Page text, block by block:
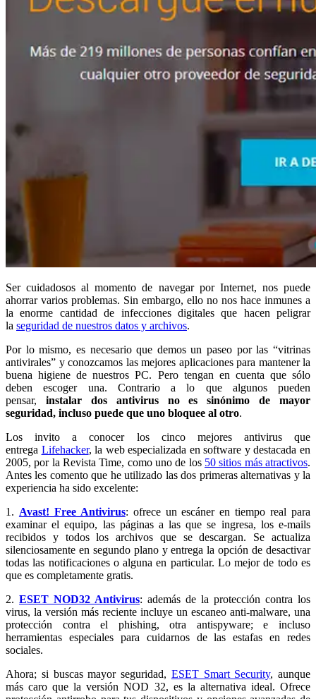
Ser cuidadosos al momento de navegar por Internet, nos puede
ahorrar varios problemas. Sin embargo, ello no nos hace inmunes a
la enorme cantidad de infecciones digitales que hacen peligrar
la seguridad de nuestros datos y archivos.
Por lo mismo, es necesario que demos un paseo por las “vitrinas
antivirales” y conozcamos las mejores aplicaciones para mantener la
buena higiene de nuestros PC. Pero tengan en cuenta que sólo
deben escoger una. Contrario a lo que algunos pueden
pensar, instalar dos antivirus no es sinónimo de mayor
seguridad, incluso puede que uno bloquee al otro.
Los invito a conocer los cinco mejores antivirus que
entrega Lifehacker, la web especializada en software y destacada en
2005, por la Revista Time, como uno de los 50 sitios más atractivos.
Antes les comento que he utilizado las dos primeras alternativas y la
experiencia ha sido excelente:
1. Avast! Free Antivirus: ofrece un escáner en tiempo real para
examinar el equipo, las páginas a las que se ingresa, los e-mails
recibidos y todos los archivos que se descargan. Se actualiza
silenciosamente en segundo plano y entrega la opción de desactivar
todas las notificaciones o alguna en particular. Lo mejor de todo es
que es completamente gratis.
2. ESET NOD32 Antivirus: además de la protección contra los
virus, la versión más reciente incluye un escaneo anti-malware, una
protección contra el phishing, otra antispyware; e incluso
herramientas especiales para cuidarnos de las estafas en redes
sociales.
Ahora; si buscas mayor seguridad, ESET Smart Security, aunque
más caro que la versión NOD 32, es la alternativa ideal. Ofrece